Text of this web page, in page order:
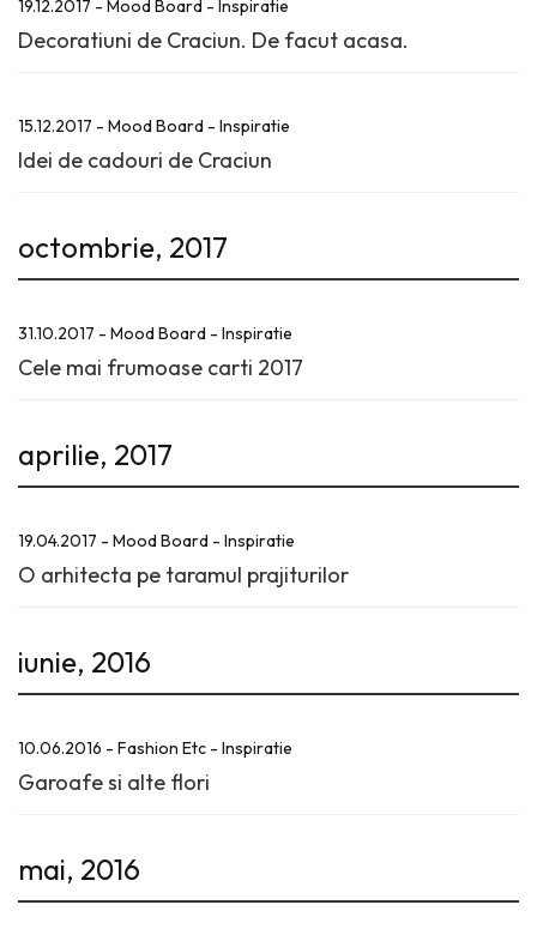
19.12.2017 - Mood Board - Inspiratie
Decoratiuni de Craciun. De facut acasa.
15.12.2017 - Mood Board - Inspiratie
Idei de cadouri de Craciun
octombrie, 2017
31.10.2017 - Mood Board - Inspiratie
Cele mai frumoase carti 2017
aprilie, 2017
19.04.2017 - Mood Board - Inspiratie
O arhitecta pe taramul prajiturilor
iunie, 2016
10.06.2016 - Fashion Etc - Inspiratie
Garoafe si alte flori
mai, 2016